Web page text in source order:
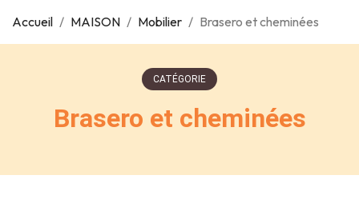
Accueil MAISON Mobilier Brasero et cheminées
CATÉGORIE
Brasero et cheminées